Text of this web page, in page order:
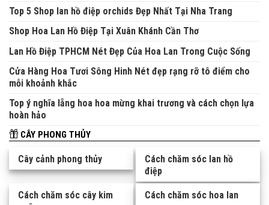
Top 5 Shop lan hồ điệp orchids Đẹp Nhất Tại Nha Trang
Shop Hoa Lan Hồ Điệp Tại Xuân Khánh Cần Thơ
Lan Hồ Điệp TPHCM Nét Đẹp Của Hoa Lan Trong Cuộc Sống
Cửa Hàng Hoa Tươi Sông Hinh Nét đẹp rạng rỡ tô điểm cho
mỗi khoảnh khắc
Top ý nghĩa lẵng hoa hoa mừng khai trương và cách chọn lựa
hoàn hảo
CÂY PHONG THỦY
Cây cảnh phong thủy
Cách chăm sóc lan hồ
điệp
Cách chăm sóc cây kim
Cách chăm sóc hoa lan